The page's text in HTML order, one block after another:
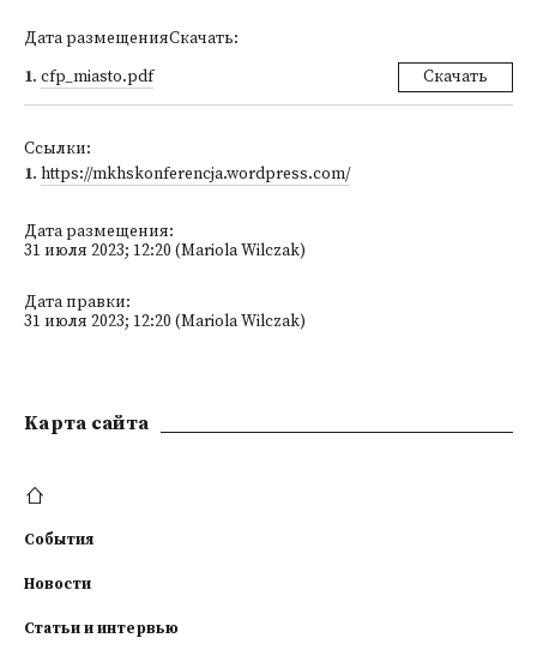
Дата размещенияСкачать:
1. cfp_miasto.pdf Скачать
Ссылки:
1. https://mkhskonferencja.wordpress.com/
Дата размещения:
31 июля 2023; 12:20 (Mariola Wilczak)
Дата правки:
31 июля 2023; 12:20 (Mariola Wilczak)
Kарта сайта
События
Новости
Статьи и интервью